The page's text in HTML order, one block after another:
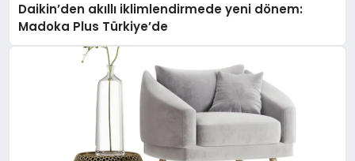
Daikin’den akıllı iklimlendirmede yeni dönem:
Madoka Plus Türkiye’de